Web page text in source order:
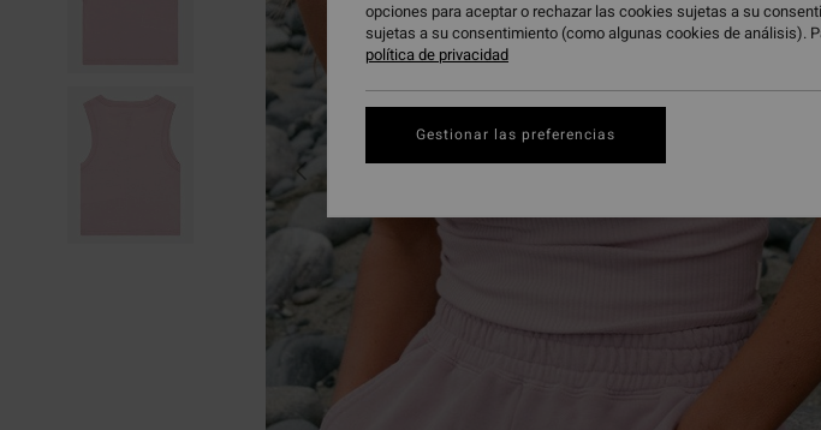
opciones para aceptar o rechazar las cookies sujetas a su
sujetas a su consentimiento (como algunas cookies de análisis).
política de privacidad
Gestionar las preferencias